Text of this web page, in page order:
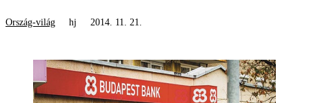
Ország-világ hj 2014. 11. 21.